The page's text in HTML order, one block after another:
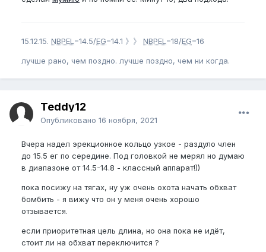
15.12.15. NBPEL =14.5/EG=14.1 》》 NBPEL =18/EG=16
лучше рано, чем поздно. лучше поздно, чем ни когда.
Teddy12
Опубликовано 16 ноября, 2021
Вчера надел эрекционное кольцо узкое - раздуло член
до 15.5 ег по середине. Под головкой не мерял но думаю
в диапазоне от 14.5-14.8 - классный аппарат!))
пока посижу на тягах, ну уж очень охота начать обхват
бомбить - я вижу что он у меня очень хорошо
отзывается.
если приоритетная цель длина, но она пока не идёт,
стоит ли на обхват переключится ?